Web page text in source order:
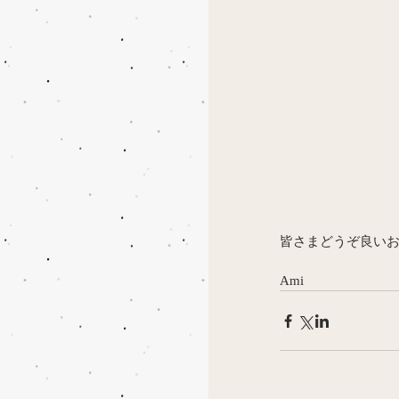
皆さまどうぞ良い
Ami